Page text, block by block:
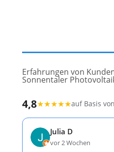
Erfahrungen von
Sonnentaler
4,8★★★★★auf Basis
Julia D
vor 2 Wochen